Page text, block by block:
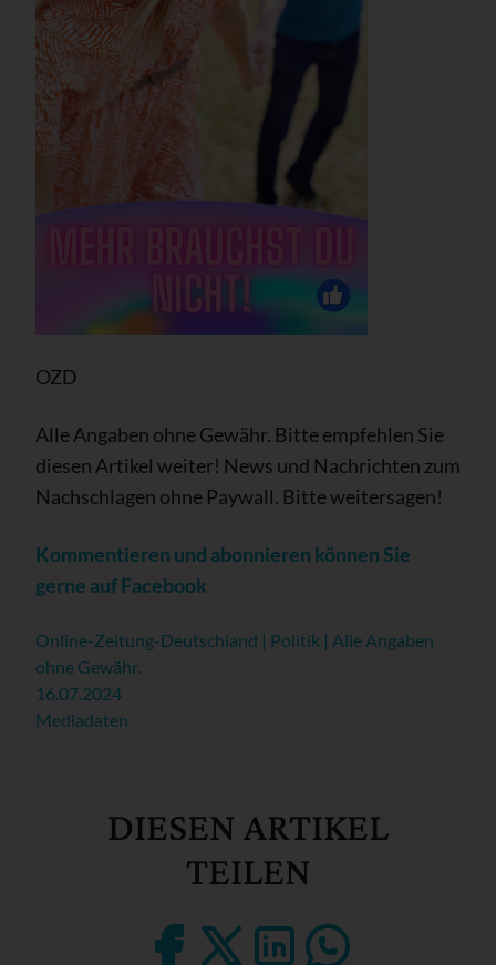
OZD
Alle Angaben ohne Gewähr. Bitte empfehlen Sie
diesen Artikel weiter! News und Nachrichten zum
Nachschlagen ohne Paywall. Bitte weitersagen!
Kommentieren und abonnieren können Sie
gerne auf Facebook
Online-Zeitung-Deutschland | Politik | Alle Angaben
ohne Gewähr.
16.07.2024
Mediadaten
DIESEN ARTIKEL
TEILEN